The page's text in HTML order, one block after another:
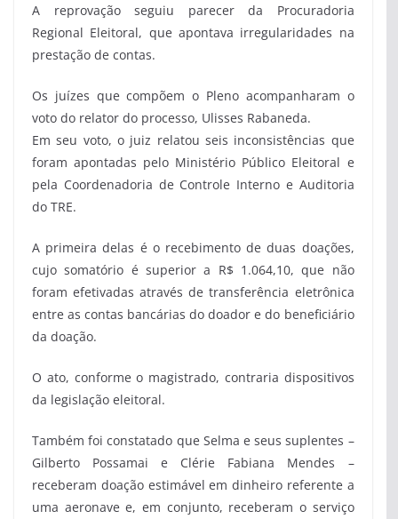
A reprovação seguiu parecer da Procuradoria
Regional Eleitoral, que apontava irregularidades na
prestação de contas.
Os juízes que compõem o Pleno acompanharam o
voto do relator do processo, Ulisses Rabaneda.
Em seu voto, o juiz relatou seis inconsistências que
foram apontadas pelo Ministério Público Eleitoral e
pela Coordenadoria de Controle Interno e Auditoria
do TRE.
A primeira delas é o recebimento de duas doações,
cujo somatório é superior a R$ 1.064,10, que não
foram efetivadas através de transferência eletrônica
entre as contas bancárias do doador e do beneficiário
da doação.
O ato, conforme o magistrado, contraria dispositivos
da legislação eleitoral.
Também foi constatado que Selma e seus suplentes –
Gilberto Possamai e Clérie Fabiana Mendes –
receberam doação estimável em dinheiro referente a
uma aeronave e, em conjunto, receberam o serviço